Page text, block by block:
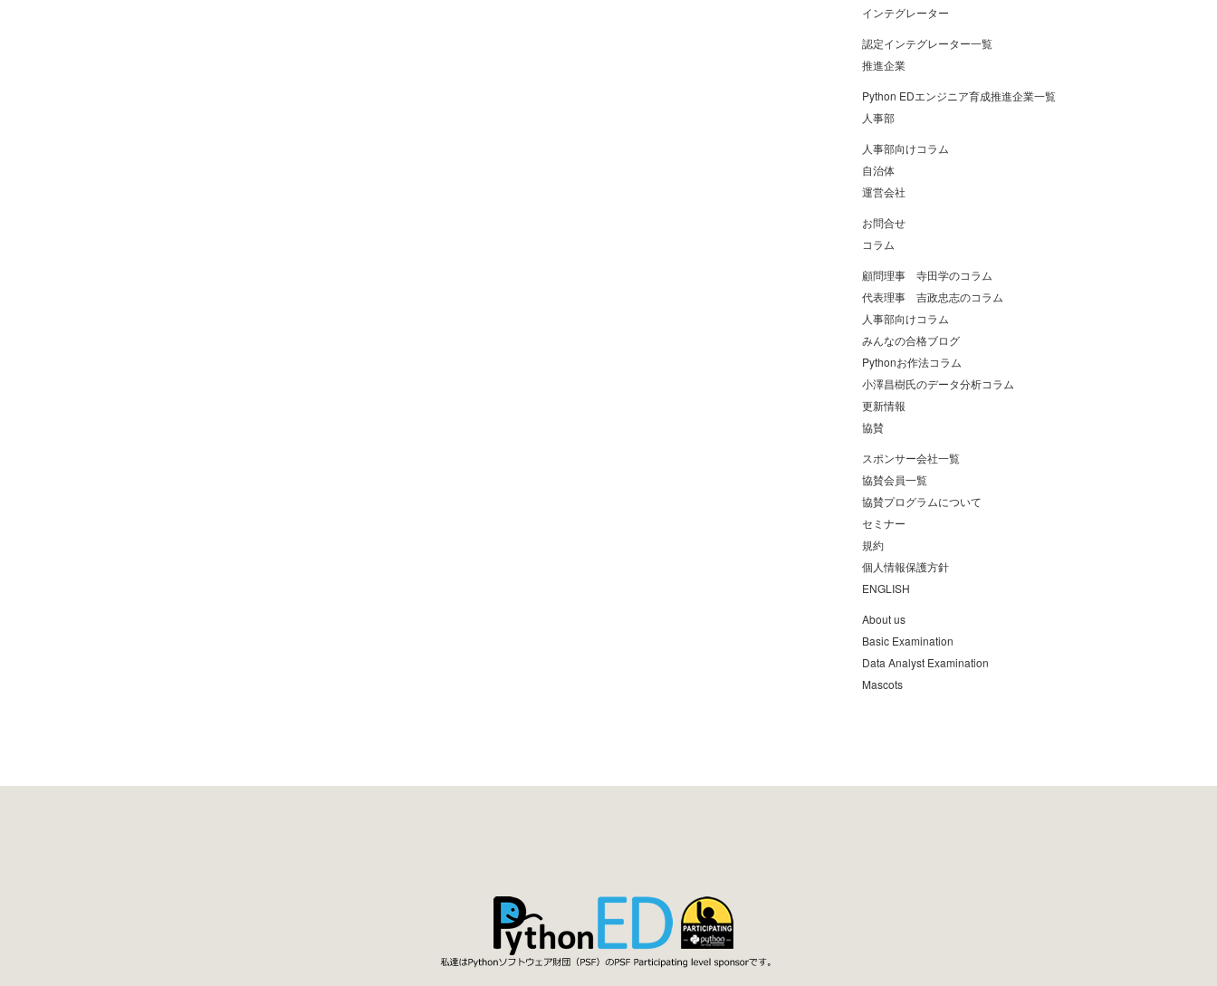
インテグレーター
認定インテグレーター一覧
推進企業
Python EDエンジニア育成推進企業一覧
人事部
人事部向けコラム
自治体
運営会社
お問合せ
コラム
顧問理事 寺田学のコラム
代表理事 吉政忠志のコラム
人事部向けコラム
みんなの合格ブログ
Pythonお作法コラム
小澤昌樹氏のデータ分析コラム
更新情報
協賛
スポンサー会社一覧
協賛会員一覧
協賛プログラムについて
セミナー
規約
個人情報保護方針
ENGLISH
About us
Basic Examination
Data Analyst Examination
Mascots